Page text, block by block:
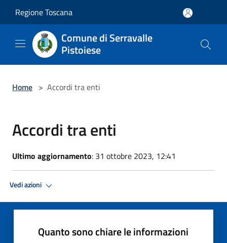
Regione Toscana
Comune di Serravalle
Pistoiese
Home > Accordi tra enti
Accordi tra enti
Ultimo aggiornamento: 31 ottobre 2023, 12:41
Vedi azioni
Quanto sono chiare le informazioni